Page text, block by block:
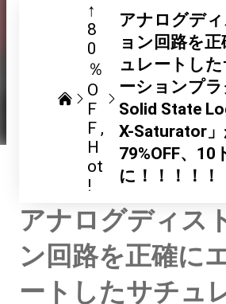
↑
8
0
％
O
F
F
H
ot
!
アナログデ
ョン回路を正
ュレートし
ーションプ
Solid State
X-Saturator
79%OFF、10
に！！！！！
アナログディス
ン回路を正確に
ートしたサチュ